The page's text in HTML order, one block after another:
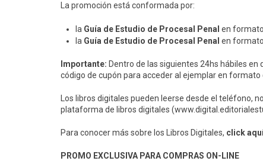
La promoción está conformada por:
la Guía de Estudio de Procesal Penal en
la Guía de Estudio de Procesal Penal en
Importante: Dentro de las siguientes 24hs hábiles
código de cupón para acceder al ejemplar en formato
Los libros digitales pueden leerse desde el teléfono,
plataforma de libros digitales
Para conocer más sobre los Libros Digitales, click
PROMO EXCLUSIVA PARA COMPRAS ON-LINE